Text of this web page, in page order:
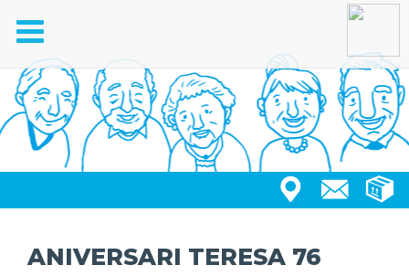
Toggle
navigation
ANIVERSARI TERESA 76